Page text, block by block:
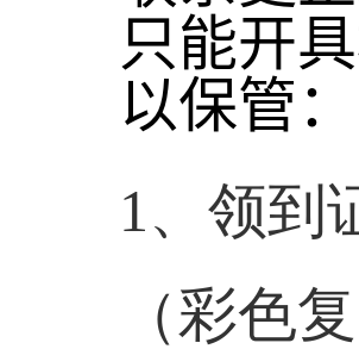
只能开
以保管：
1、领到
（彩色